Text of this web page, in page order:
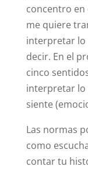
concentro en
me quiere
interpretar lo
decir. En el
cinco
interpretar lo
siente
Las normas
como
contar tu